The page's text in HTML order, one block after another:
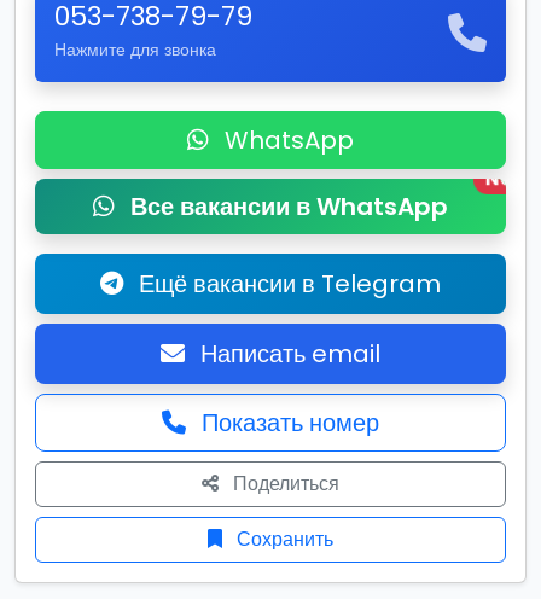
053-738-79-79
Нажмите для звонка
WhatsApp
Все вакансии в WhatsApp
New
Ещё вакансии в Telegram
Написать email
Показать номер
Поделиться
Сохранить